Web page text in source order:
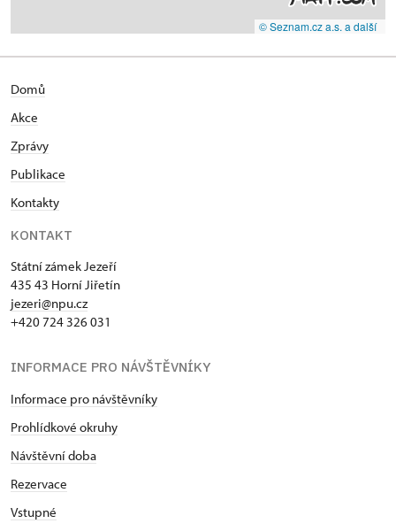
© Seznam.cz a.s. a další
Domů
Akce
Zprávy
Publikace
Kontakty
KONTAKT
Státní zámek Jezeří
435 43 Horní Jiřetín
jezeri@npu.cz
+420 724 326 031
INFORMACE PRO NÁVŠTĚVNÍKY
Informace pro návštěvníky
Prohlídkové okruhy
Návštěvní doba
Rezervace
Vstupné